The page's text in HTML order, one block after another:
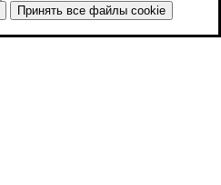
Принять все файлы cookie